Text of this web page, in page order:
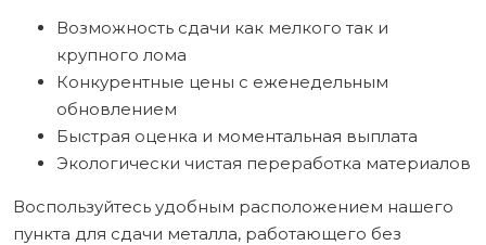
Возможность сдачи как мелкого так и
крупного лома
Конкурентные цены с еженедельным
обновлением
Быстрая оценка и моментальная выплата
Экологически чистая переработка материалов
Воспользуйтесь удобным расположением нашего
пункта для сдачи металла, работающего без